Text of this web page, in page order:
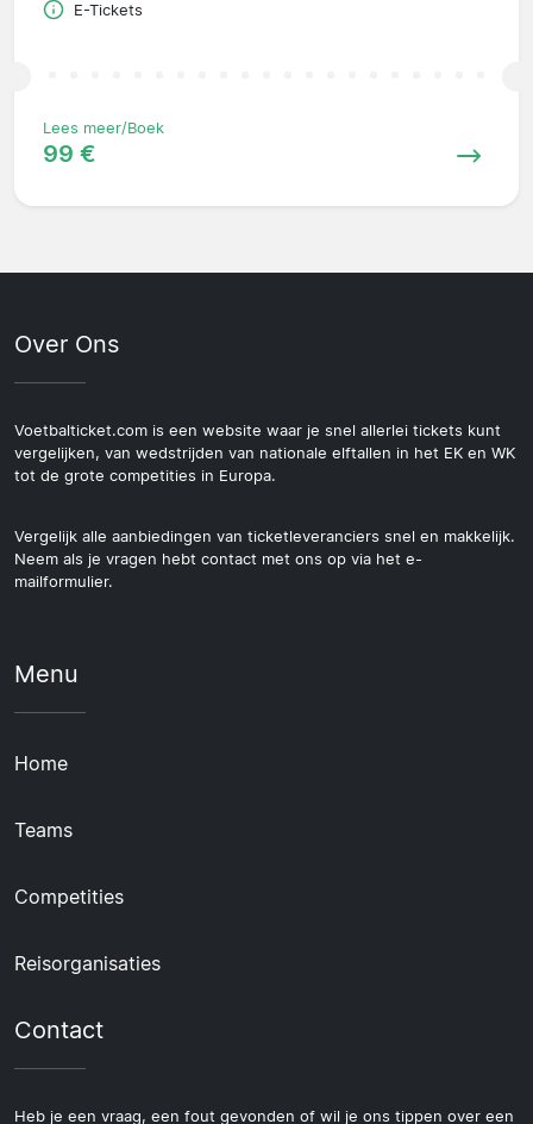
E-Tickets
Lees meer/Boek
99 €
Over Ons
Voetbalticket.com is een website waar je snel allerlei tickets kunt
vergelijken, van wedstrijden van nationale elftallen in het EK en WK
tot de grote competities in Europa.
Vergelijk alle aanbiedingen van ticketleveranciers snel en makkelijk.
Neem als je vragen hebt contact met ons op via het e-
mailformulier.
Menu
Home
Teams
Competities
Reisorganisaties
Contact
Heb je een vraag, een fout gevonden of wil je ons tippen over een